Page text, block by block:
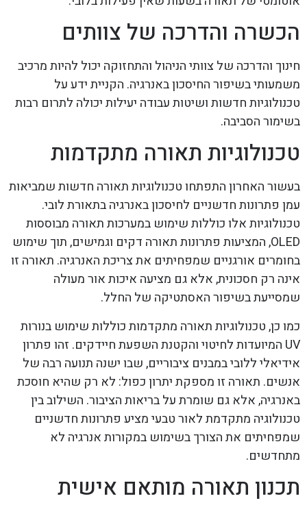
הכשרה והדרכה של צוותים
חינוך והדרכה של צוותי הניהול והתחזוקה יכול להיות מרכיב
משמעותי בשיפור החיסכון באנרגיה. הקניית ידע על
טכנולוגיות חדשות ושיטות עבודה יעילות יכולה לתרום רבות
בשימור הסביבה.
טכנולוגיות תאורה מתקדמות
בעשור האחרון התפתחו טכנולוגיות תאורה חדשות שמביאות
עמן פתרונות חדשניים לחיסכון באנרגיה בתאורת לובי.
טכנולוגיות אלו כוללות שימוש במערכות תאורה מבוססות
OLED, המציעות פתרונות תאורה דקים וגמישים, תוך שימוש
בחומרים אורגניים שמפחיתים את צריכת האנרגיה. תאורה זו
אינה רק חסכונית, אלא גם מציעה איכות אור מעולה
שמסייעת בשיפור האסתטיקה של החלל.
כמו כן, טכנולוגיות תאורה מתקדמות כוללות שימוש בנורות
UV המיועדות לחיטוי והקטנת השפעת חיידקים. זהו פתרון
אידיאלי ללובי במבנים ציבוריים, שבו ישנה תנועה רבה של
אנשים. תאורה זו מספקת יתרון כפול: לא רק שהיא חוסכת
באנרגיה, אלא גם שומרת על בריאות הציבור. השילוב בין
טכנולוגיה מתקדמת לאור טבעי מציע פתרונות חדשניים
שמפחיתים את הצורך בשימוש במקורות אנרגיה לא
מתחדשים.
תכנון תאורה מותאם אישית